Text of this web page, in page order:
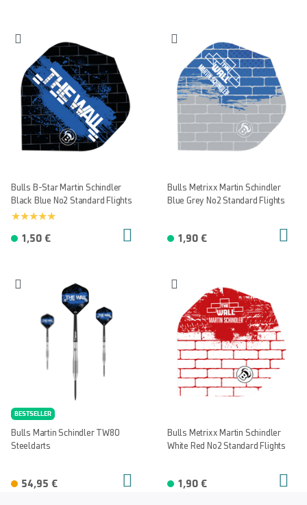
Bulls B-Star Martin Schindler
Black Blue No2 Standard Flights
1,50 €
Bulls Metrixx Martin Schindler
Blue Grey No2 Standard Flights
1,90 €
BESTSELLER
Bulls Martin Schindler TW80
Steeldarts
54,95 €
Bulls Metrixx Martin Schindler
White Red No2 Standard Flights
1,90 €